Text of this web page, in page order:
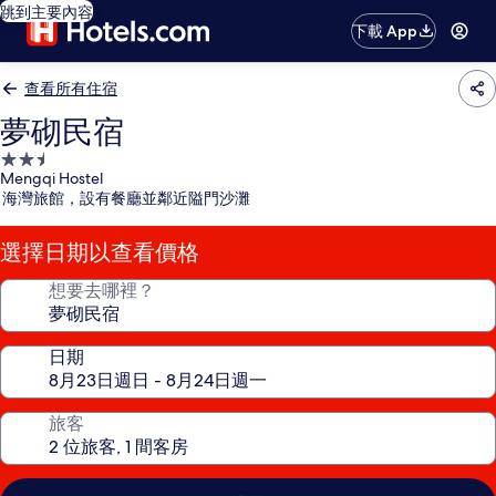
跳到主要內容
下載 App
查看所有住宿
夢砌民宿
2.5
星
級
住
宿
Mengqi Hostel
海灣旅館，設有餐廳並鄰近隘門沙灘
選擇日期以查看價格
想要去哪裡？
日期
旅客